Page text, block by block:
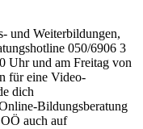
und Weiterbildungen,
050/6906 3
Uhr und am Freitag von
für eine Video-
dich
Bildungsberatung
auch auf